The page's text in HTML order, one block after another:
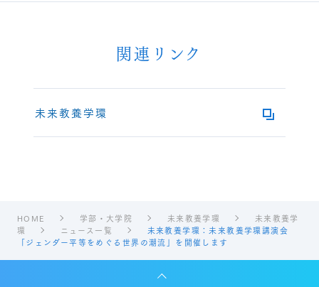
関連リンク
未来教養学環
HOME 学部・大学院 未来教養学環
未来教養学
環
ニュース一覧
未来教養学環：未来教養学環講演会
「ジェンダー平等をめぐる世界の潮流」を開催します